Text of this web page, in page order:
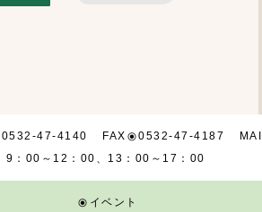
0532-47-4140 FAX 0532-47-4187
9：00～12：00、13：00～17：00
イベント